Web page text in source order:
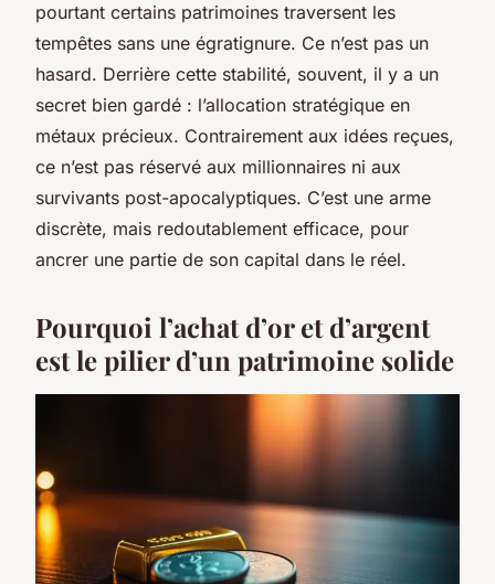
pourtant certains patrimoines traversent les
tempêtes sans une égratignure. Ce n’est pas un
hasard. Derrière cette stabilité, souvent, il y a un
secret bien gardé : l’allocation stratégique en
métaux précieux. Contrairement aux idées reçues,
ce n’est pas réservé aux millionnaires ni aux
survivants post-apocalyptiques. C’est une arme
discrète, mais redoutablement efficace, pour
ancrer une partie de son capital dans le réel.
Pourquoi l’achat d’or et d’argent
est le pilier d’un patrimoine solide